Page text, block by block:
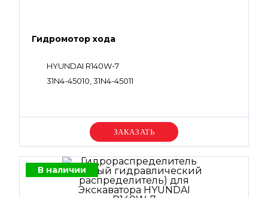
Гидромотор хода
HYUNDAI R140W-7
31N4-45010, 31N4-45011
Уточняйте цену
В наличии